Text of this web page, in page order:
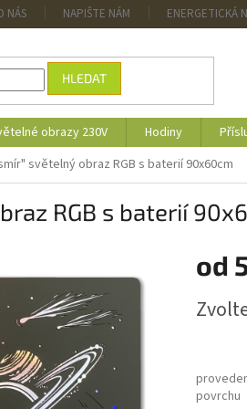
NÁS NAPIŠTE NÁM ENERGETICKÁ
HLEDAT
obrazy 230V Hodiny
světelný obraz RGB s baterií 90x60cm
RGB s baterií
od
cena:
povrchu